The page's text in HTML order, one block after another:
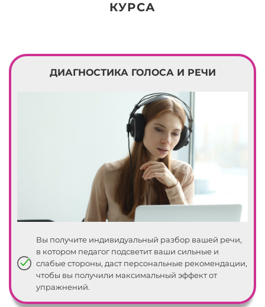
КУРСА
ДИАГНОСТИКА ГОЛОСА И РЕЧИ
Вы получите индивидуальный разбор вашей речи,
в котором педагог подсветит ваши сильные и
слабые стороны, даст персональные рекомендации,
чтобы вы получили максимальный эффект от
упражнений.